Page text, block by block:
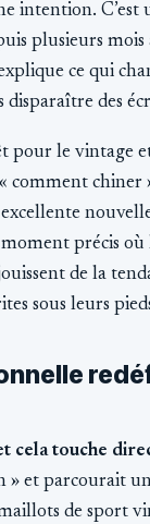
intention.
plusieurs mois
ce qui
des
pour le vintage
comment chiner
précis
de la
sous leurs
cela touche
et parcourait
de sport